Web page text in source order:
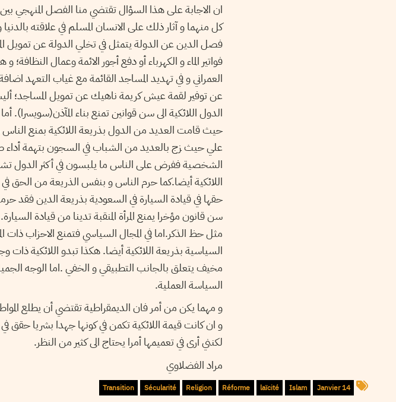
ان الاجابة على هذا السؤال تقتضي منا الفصل المنهجي
كل منهما و آثار ذلك على الانسان المسلم في علاقته
فصل الدين عن الدولة يتمثل في تخلي الدولة عن تمويل
فواتير الماء و الكهرباء أو دفع أجور الائمة وعمال
العمراني و في تهديد المساجد القائمة مع غياب التعهد
عن توفير لقمة عيش كريمة ناهيك عن تمويل المساجد؛
الدول اللائكية الى سن قوانين تمنع بناء المآذن(سويسرا).
حيث قامت العديد من الدول بذريعة اللائكية بمنع
علي حيث زج بالعديد من الشباب في السجون بتهمة أداء
الشخصية ففرض على الناس ما يلبسون في أكثر الدول
اللائكية أيضا.كما حرم الناس و بنفس الذريعة من الحق
حقها في قيادة السيارة في السعودية بذريعة الدين فقد
سن قانون مؤخرا يمنع المرأة المنقبة تدينا من قيادة
مثل حظ الذكر.اما في المجال السياسي فتمنع الاحزاب ذات
السياسية بذريعة اللائكية أيضا. هكذا تبدو اللائكية
مخيف يتعلق بالجانب التطبيقي و الخفي .اما الوجه الجميل
السياسة العملية.
و مهما يكن من أمر فان الديمقراطية تقتضي أن يطلع
و ان كانت قيمة اللائكية تكمن في كونها جهدا بشريا حقق
لكنني أرى في تعميمها أمرا يحتاج الى كثير من النظر.
مراد الفضلاوي
14 Janvier
Islam
laïcité
Réforme
Religion
Sécularité
Transition